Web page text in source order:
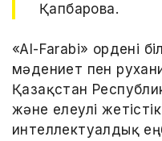
Қапбарова.
«Al-Farabi» ордені
мәдениет пен
Қазақстан
және елеулі
интеллектуалдық